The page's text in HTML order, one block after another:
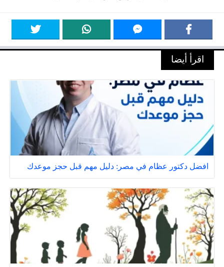
اقرأ أيضا
افضل دكتور عظام في مصر: دليل مهم قبل حجز موعدك